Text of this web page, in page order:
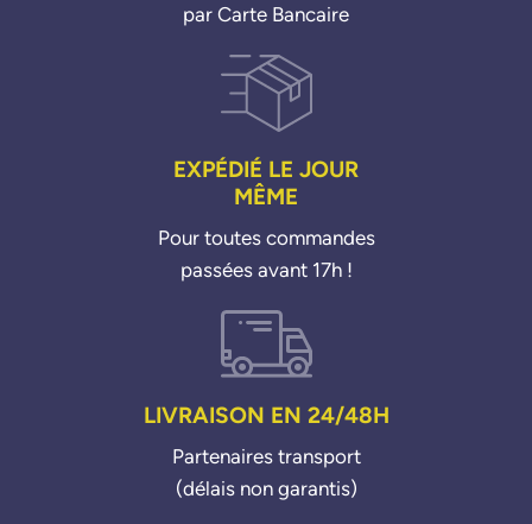
par Carte Bancaire
EXPÉDIÉ LE JOUR
MÊME
Pour toutes commandes
passées avant 17h !
LIVRAISON EN 24/48H
Partenaires transport
(délais non garantis)